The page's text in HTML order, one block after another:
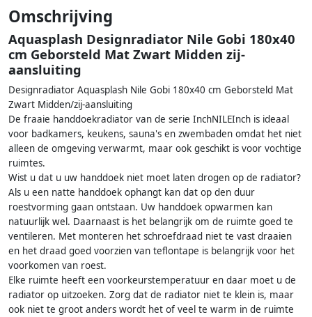
Omschrijving
Aquasplash Designradiator Nile Gobi 180x40
cm Geborsteld Mat Zwart Midden zij-
aansluiting
Designradiator Aquasplash Nile Gobi 180x40 cm Geborsteld Mat
Zwart Midden/zij-aansluiting
De fraaie handdoekradiator van de serie InchNILEInch is ideaal
voor badkamers, keukens, sauna's en zwembaden omdat het niet
alleen de omgeving verwarmt, maar ook geschikt is voor vochtige
ruimtes.
Wist u dat u uw handdoek niet moet laten drogen op de radiator?
Als u een natte handdoek ophangt kan dat op den duur
roestvorming gaan ontstaan. Uw handdoek opwarmen kan
natuurlijk wel. Daarnaast is het belangrijk om de ruimte goed te
ventileren. Met monteren het schroefdraad niet te vast draaien
en het draad goed voorzien van teflontape is belangrijk voor het
voorkomen van roest.
Elke ruimte heeft een voorkeurstemperatuur en daar moet u de
radiator op uitzoeken. Zorg dat de radiator niet te klein is, maar
ook niet te groot anders wordt het of veel te warm in de ruimte